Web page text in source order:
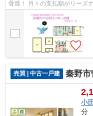
骨造！ 月々の支払額がリーズ
売買 | 中古一戸建 秦野
小
分